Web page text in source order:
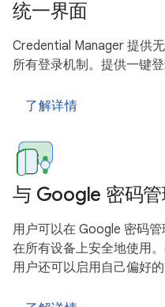
统一界面
Credential Manager 提供
所有登录机制。提供一键
了解详情
与 Google 密码
用户可以在 Google 密码
在所有设备上安全地使用
用户还可以启用自己偏好的